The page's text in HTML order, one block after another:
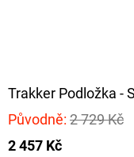
Trakker Podložka -
Původně: 2 729 Kč
2 457 Kč